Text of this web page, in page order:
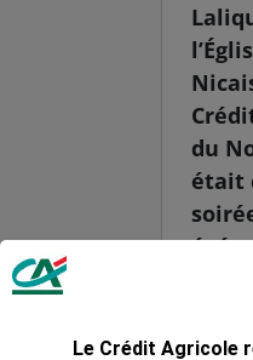
du
était
"Les
Le Crédit Agricole
indispensables car utilisés à
sécurité ; d’autres sont
satisfaction facultatifs.